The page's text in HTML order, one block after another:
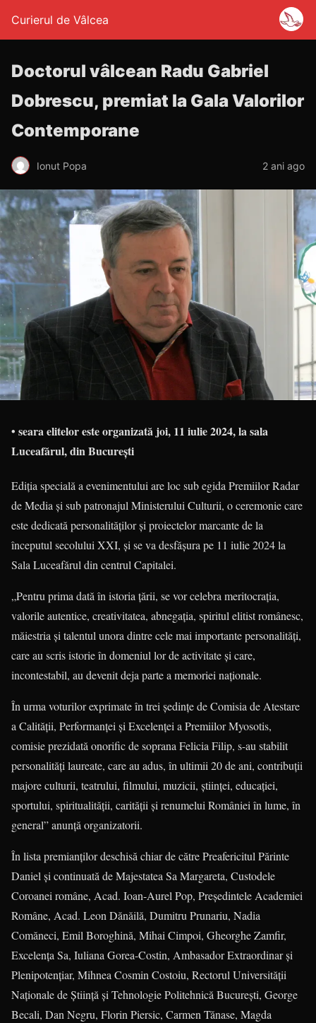
Curierul de Vâlcea
Doctorul vâlcean Radu Gabriel
Dobrescu, premiat la Gala Valorilor
Contemporane
Ionut Popa 2 ani ago
• seara elitelor este organizată joi, 11 iulie 2024, la sala
Luceafărul, din București
Ediția specială a evenimentului are loc sub egida Premiilor Radar
de Media și sub patronajul Ministerului Culturii, o ceremonie care
este dedicată personalităților și proiectelor marcante de la
începutul secolului XXI, și se va desfășura pe 11 iulie 2024 la
Sala Luceafărul din centrul Capitalei.
„Pentru prima dată în istoria țării, se vor celebra meritocrația,
valorile autentice, creativitatea, abnegația, spiritul elitist românesc,
măiestria și talentul unora dintre cele mai importante personalități,
care au scris istorie în domeniul lor de activitate și care,
incontestabil, au devenit deja parte a memoriei naționale.
În urma voturilor exprimate în trei ședințe de Comisia de Atestare
a Calității, Performanței și Excelenței a Premiilor Myosotis,
comisie prezidată onorific de soprana Felicia Filip, s-au stabilit
personalități laureate, care au adus, în ultimii 20 de ani, contribuții
majore culturii, teatrului, filmului, muzicii, științei, educației,
sportului, spiritualității, carității și renumelui României în lume, în
general” anunță organizatorii.
În lista premianților deschisă chiar de către Preafericitul Părinte
Daniel și continuată de Majestatea Sa Margareta, Custodele
Coroanei române, Acad. Ioan-Aurel Pop, Președintele Academiei
Române, Acad. Leon Dănăilă, Dumitru Prunariu, Nadia
Comăneci, Emil Boroghină, Mihai Cimpoi, Gheorghe Zamfir,
Excelența Sa, Iuliana Gorea-Costin, Ambasador Extraordinar și
Plenipotențiar, Mihnea Cosmin Costoiu, Rectorul Universității
Naționale de Știință și Tehnologie Politehnică București, George
Becali, Dan Negru, Florin Piersic, Carmen Tănase, Magda